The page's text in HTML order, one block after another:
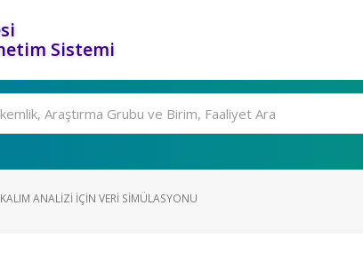
Sistemi
ANALIZI IÇIN VERI SIMÜLASYONU